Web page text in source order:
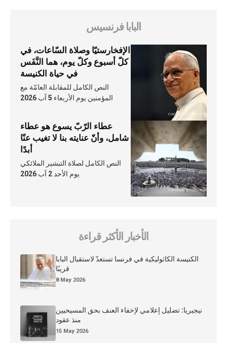
البابا فرنسيس
الإفخارستيّا وصلاة السّاعات، في
كلّ أسبوع وكلّ يوم، هما النَّفَس
في حياة الكنيسة
النص الكامل للمقابلة العامّة مع
المؤمنين يوم الأربعاء 5 آب 2026
عطاء الرّبّ يسوع هو عطاء
شامل، وأنّ عنايته بنا لا تغيب عنّا
أبدًا
النص الكامل لصلاة التبشير الملائكي
يوم الأحد 2 آب 2026
الأخبار الأكثر قراءة
الكنيسة الكاثوليكية في فرنسا تستعدّ لاستقبال البابا
قريبًا
8 May 2026
نيجيريا: تضليل إعلامي لإخفاء العنف بحق المسيحيين
منذ عقود
15 May 2026